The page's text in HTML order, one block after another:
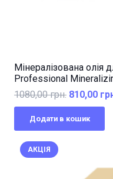
Мінералізована олія
Professional
1080,00грн.
ціна:
810,00
Додати в кошик
АКЦІЯ